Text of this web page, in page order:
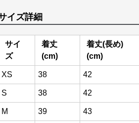
イズ詳細
サイ
ズ
着丈
(cm)
着丈(長め)
(cm)
XS 38 42
S 38 42
M 39 43